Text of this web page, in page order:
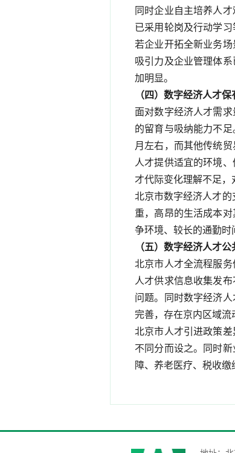
同时企业自主培养人
已采用轮岗及行动学
若企业开拓全新业务
吸引力及企业管理体
加明显。
（四）数字经济人才
面对数字经济人才需
的留育与吸纳能力不
月左右，而其他传统
人才提供适宜的环境
才代际变化理解不足，
北京市数字经济人才
重，高昂的生活成本
争环境、较长的通勤时
（五）数字经济人才
北京市人才全流程服
人才供求信息收集发
问题。同时数字经济
完善，存在京内区域流
北京市人才引进政策
不同分而设之。同时
障、养老医疗、税收缴